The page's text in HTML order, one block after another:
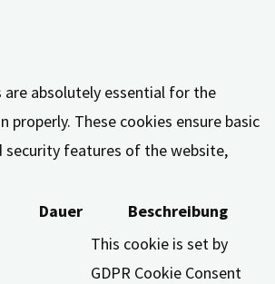
are absolutely essential for the
These cookies ensure basic
security features of the website,
Dauer Beschreibung
This cookie is set by
GDPR Cookie Consent